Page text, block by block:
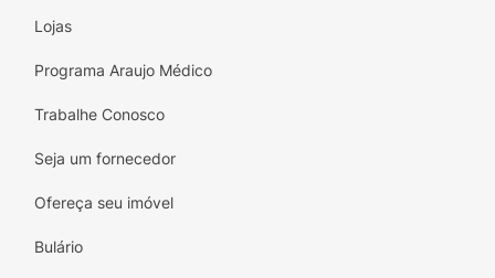
Lojas
Programa Araujo Médico
Trabalhe Conosco
Seja um fornecedor
Ofereça seu imóvel
Bulário